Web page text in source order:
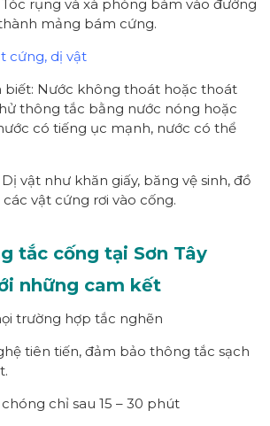
rụng và xà phòng bám vào đường
mảng bám cứng.
cứng, dị vật
biết: Nước không thoát hoặc thoát
thông tắc bằng nước nóng hoặc
có tiếng ục mạnh, nước có thể
vật như khăn giấy, băng vệ sinh, đồ
vật cứng rơi vào cống.
tắc cống tại Sơn Tây
những cam kết
trường hợp tắc nghẽn
tiên tiến, đảm bảo thông tắc sạch
chỉ sau 15 – 30 phút